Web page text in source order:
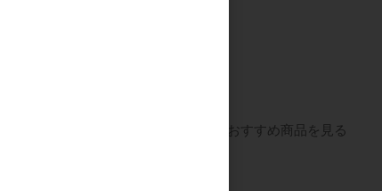
すべてのおすすめ商品を見る